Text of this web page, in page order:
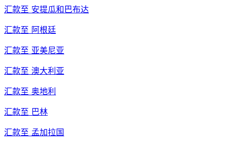
汇款至 安提瓜和巴布达
汇款至 阿根廷
汇款至 亚美尼亚
汇款至 澳大利亚
汇款至 奥地利
汇款至 巴林
汇款至 孟加拉国